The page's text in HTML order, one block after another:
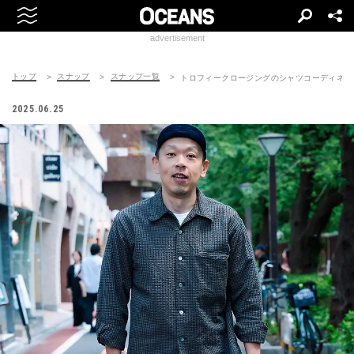
advertisement
トップ スナップ スナップ一覧 トロフィークロージングのシャツコーディネ
2025.06.25